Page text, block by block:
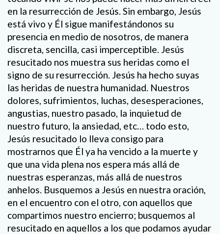
en la resurrección de Jesús. Sin embargo, Jesús
está vivo y Él sigue manifestándonos su
presencia en medio de nosotros, de manera
discreta, sencilla, casi imperceptible. Jesús
resucitado nos muestra sus heridas como el
signo de su resurrección. Jesús ha hecho suyas
las heridas de nuestra humanidad. Nuestros
dolores, sufrimientos, luchas, desesperaciones,
angustias, nuestro pasado, la inquietud de
nuestro futuro, la ansiedad, etc… todo esto,
Jesús resucitado lo lleva consigo para
mostrarnos que Él ya ha vencido a la muerte y
que una vida plena nos espera más allá de
nuestras esperanzas, más allá de nuestros
anhelos. Busquemos a Jesús en nuestra oración,
en el encuentro con el otro, con aquellos que
compartimos nuestro encierro; busquemos al
resucitado en aquellos a los que podamos ayudar